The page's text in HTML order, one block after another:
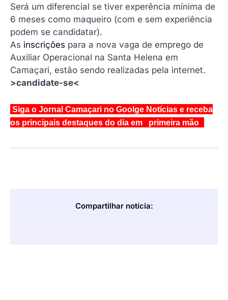
Será um diferencial se tiver experência mínima de
6 meses como maqueiro (com e sem experiência
podem se candidatar).
As inscrições para a nova vaga de emprego de
Auxiliar Operacional na Santa Helena em
Camaçari, estão sendo realizadas pela internet.
>candidate-se<
Siga o Jornal Camaçari no Goolge Notícias e receba
os principais destaques do dia em primeira mão
Compartilhar notícia: